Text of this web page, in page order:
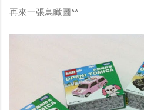
再來一張鳥瞰圖^^